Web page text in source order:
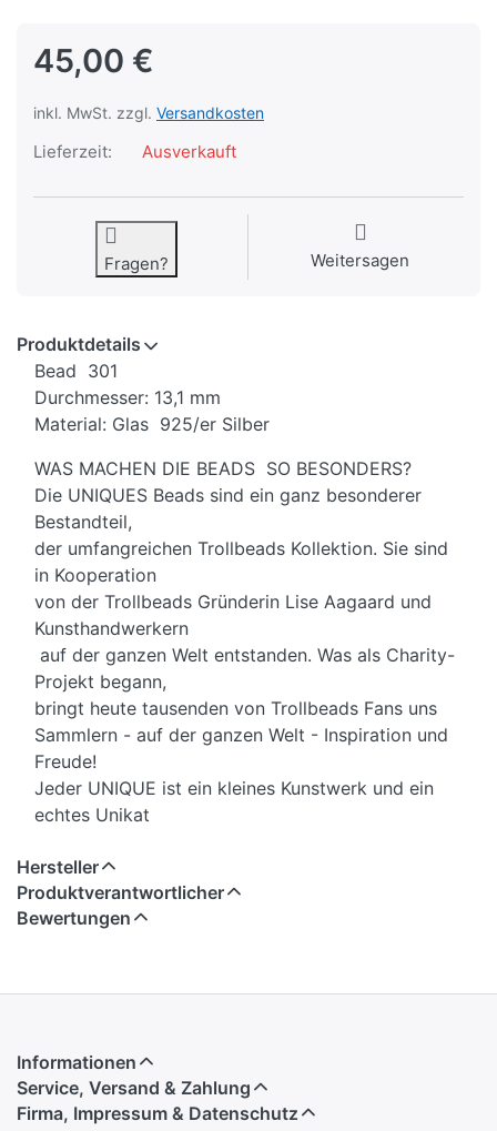
45,00 €
inkl. MwSt. zzgl. Versandkosten
Lieferzeit: Ausverkauft
Fragen? Weitersagen
Produktdetails
Bead 301
Durchmesser: 13,1 mm
Material: Glas 925/er Silber
WAS MACHEN DIE BEADS SO BESONDERS?
Die UNIQUES Beads sind ein ganz besonderer
Bestandteil,
der umfangreichen Trollbeads Kollektion. Sie sind
in Kooperation
von der Trollbeads Gründerin Lise Aagaard und
Kunsthandwerkern
auf der ganzen Welt entstanden. Was als Charity-
Projekt begann,
bringt heute tausenden von Trollbeads Fans uns
Sammlern - auf der ganzen Welt - Inspiration und
Freude!
Jeder UNIQUE ist ein kleines Kunstwerk und ein
echtes Unikat
Hersteller
Produktverantwortlicher
Bewertungen
Informationen
Service, Versand & Zahlung
Firma, Impressum & Datenschutz